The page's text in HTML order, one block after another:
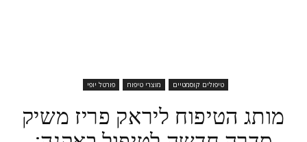
טיפולים קוסמטיים מוצרי טיפוח פורטל יופי
מותג הטיפוח ליראק פריז משיק